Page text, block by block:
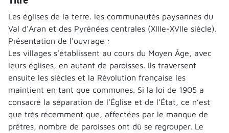
Les églises de la terre. les communautés paysannes du
Val d'Aran et des Pyrénées centrales (XIIIe-XVIIe siècle).
Présentation de l'ouvrage :
Les villages s’établissent au cours du Moyen Âge, avec
leurs églises, en autant de paroisses. Ils traversent
ensuite les siècles et la Révolution française les
maintient en tant que communes. Si la loi de 1905 a
consacré la séparation de l’Église et de l’État, ce n’est
que très récemment que, affectées par le manque de
prêtres, nombre de paroisses ont dû se regrouper. Le